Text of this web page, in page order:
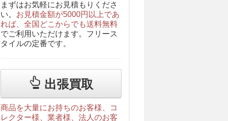
まずはお気軽にお見積もりくださ
い。 お見積金額が5000円以上であ
れば、全国どこからでも送料無料
でご利用いただけます。フリース
タイルの定番です。
出張買取
商品を大量にお持ちのお客様、コ
レクター様、業者様、法人のお客